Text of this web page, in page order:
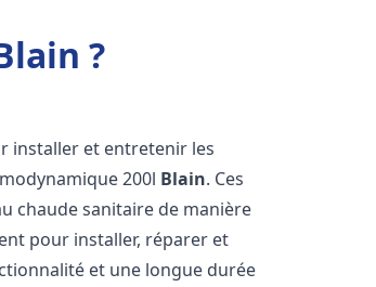
?
installer et entretenir les
200l Blain. Ces
chaude sanitaire de manière
pour installer, réparer et
et une longue durée